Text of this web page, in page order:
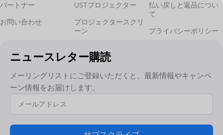
部屋の広さ
部屋の大きさは、スクリーンのサイズと視聴距離に影響します。
スクリーンは映画のようなインパクトを与えることができませ
2.適切なスクリーンタイプを選ぶ
固定フレームスクリーン
パートナー
お問い合わせ
USTプロジェクター
プロジェクタースクリ
ーン
払い戻しと返品につい
て
プライバシーポリシー
ニュースレター購読
メーリングリストにご登録いただくと、最新情報やキャンペ
ーン情報をお届けします。